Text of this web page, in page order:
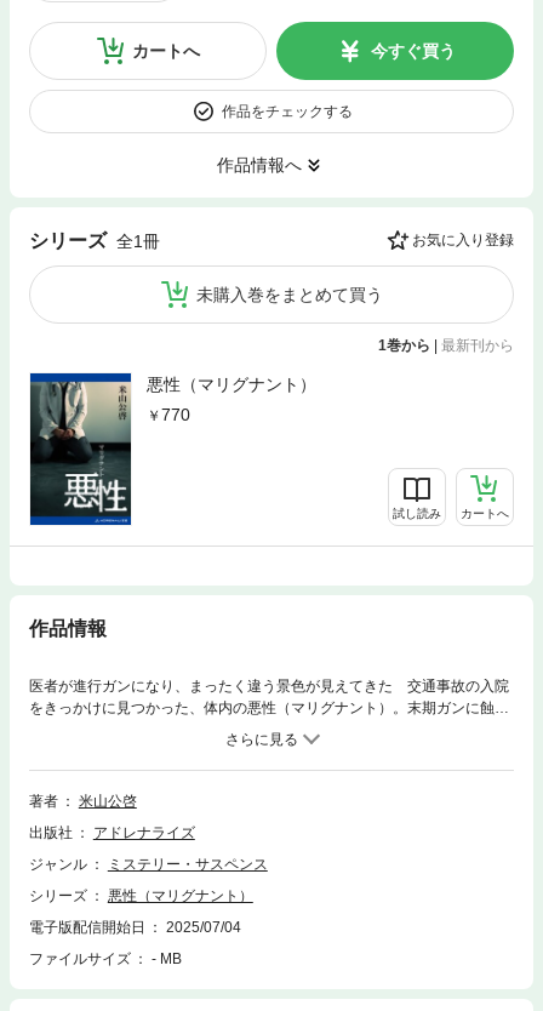
カートへ 今すぐ買う
作品をチェックする
作品情報へ
シリーズ 全1冊 お気に入り登録
未購入巻をまとめて買う
1巻から 最新刊から
悪性（マリグナント）
770
試し読み カートへ
作品情報
医者が進行ガンになり、まったく違う景色が見えてきた 交通事故の入院
をきっかけに見つかった、体内の悪性（マリグナント）。末期ガンに蝕ま
れた心と身体。病室がいかに冷たい環境なのか、患者の立場になって初め
て理解する。順風満帆だった開業医の人生が、音もなく崩れてゆく……。
家族をないがしろにして仕事に打ち込んできた男が「余命半年」を突き付
けられ、自身の生き方を振り返り、そして最後に選択した手段とは？ 医
医。聖マリアンナ医科大学内科助教授を退職後、東京・あきる野市の米山
医院で診療を続けながら、脳の活性化、認知症予防、老人医療などをテー
のピアノ演奏、油絵やイラストを描くことで、イラストは自身のエッセイ
とともに雑誌などにも掲載されている。
著者
米山公啓
出版社
アドレナライズ
ジャンル
ミステリー・サスペンス
シリーズ
悪性（マリグナント）
電子版配信開始日
2025/07/04
ファイルサイズ
- MB